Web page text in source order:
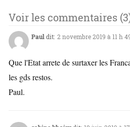
Voir les commentaires
Paul dit: 2 novembre 2019 à 11 h
Que l'Etat arrete de surtaxer les
les gds restos.
Paul.